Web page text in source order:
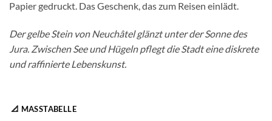
Papier gedruckt. Das Geschenk, das zum Reisen einlädt.
Der gelbe Stein von Neuchâtel glänzt unter der Sonne des
Jura. Zwischen See und Hügeln pflegt die Stadt eine diskrete
und raffinierte Lebenskunst.
📐 MASSTABELLE